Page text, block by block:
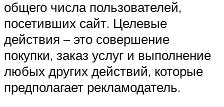
общего числа пользователей,
посетивших сайт. Целевые
действия – это совершение
покупки, заказ услуг и выполнение
любых других действий, которые
предполагает рекламодатель.